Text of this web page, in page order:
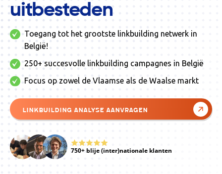
uitbesteden
Toegang tot het grootste linkbuilding netwerk in
België!
250+ succesvolle linkbuilding campagnes in België
Focus op zowel de Vlaamse als de Waalse markt
Linkbuilding analyse aanvragen
750+ blije (inter)nationale klanten